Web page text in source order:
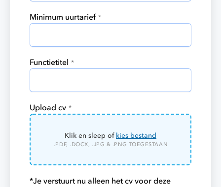
Minimum uurtarief *
Functietitel *
Upload cv *
Klik en sleep of kies bestand
.PDF, .DOCX, .JPG & .PNG TOEGESTAAN
*Je verstuurt nu alleen het cv voor deze